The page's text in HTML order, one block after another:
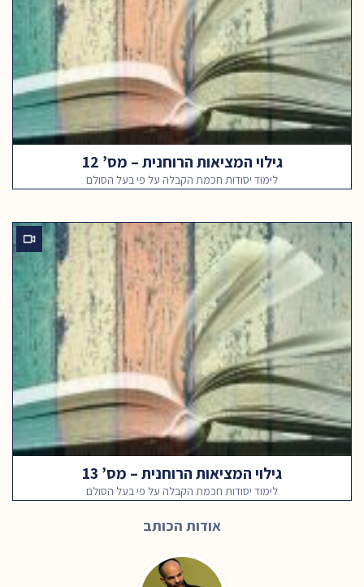
גילוי המציאות הרוחנית – מס’ 12
לימוד יסודות חכמת הקבלה על פי בעל הסולם
גילוי המציאות הרוחנית – מס’ 13
לימוד יסודות חכמת הקבלה על פי בעל הסולם
אודות הכותב